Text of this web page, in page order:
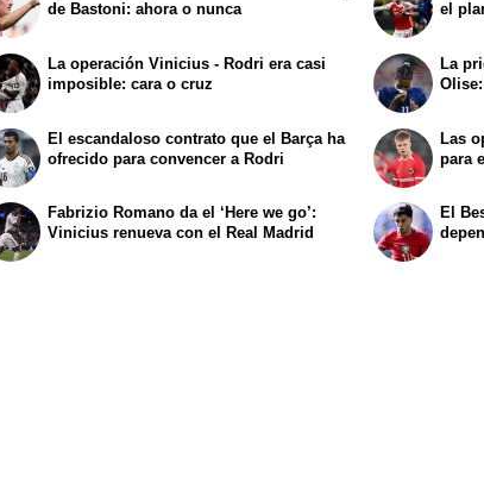
de Bastoni: ahora o nunca
La operación Vinicius - Rodri era casi
imposible: cara o cruz
el
La
El escandaloso contrato que el Barça ha
ofrecido para convencer a Rodri
Fabrizio Romano da el ‘Here we go’:
Vinicius renueva con el Real Madrid
Las
para
El